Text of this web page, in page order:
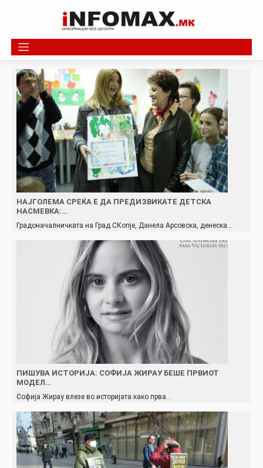
НАЈГОЛЕМА СРЕЌА Е ДА ПРЕДИЗВИКАТЕ ДЕТСКА
НАСМЕВКА:…
Градоначалничката на Град СКопје, Данела Арсовска, денеска…
ПИШУВА ИСТОРИЈА: СОФИЈА ЖИРАУ БЕШЕ ПРВИОТ
МОДЕЛ…
Софија Жирау влезе во историјата како прва…